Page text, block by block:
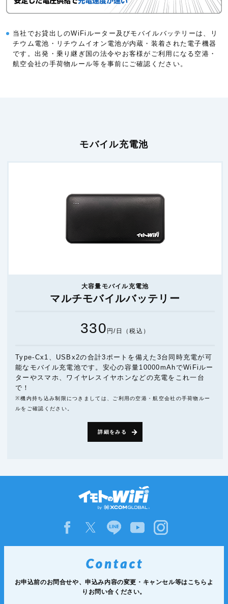
当社でお貸出しのWiFiルーター及びモバイルバッテリーは、リ
チウム電池・リチウムイオン電池が内蔵・装着された電子機器
です。出発・乗り継ぎ国の法令やお客様がご利用になる空港・
航空会社の手荷物ルール等を事前にご確認ください。
モバイル充電池
大容量モバイル充電池
マルチモバイルバッテリー
330 円/日（税込）
Type-Cx1、USBx2の合計3ポートを備えた3台同時充電が可
能なモバイル充電池です。安心の容量10000mAhでWiFiルー
ターやスマホ、ワイヤレスイヤホンなどの充電をこれ一台
で！
※機内持ち込み制限につきましては、ご利用の空港・航空会社の手荷物ルー
ルをご確認ください。
詳細をみる
お申込前のお問合せや、申込み内容の変更・キャンセル等はこちらよ
りお問い合ください。